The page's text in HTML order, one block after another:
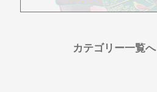
カテゴリー一覧へ